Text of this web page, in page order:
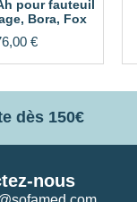
pour fauteuil
Bora, Fox
€
dès 150€
nous